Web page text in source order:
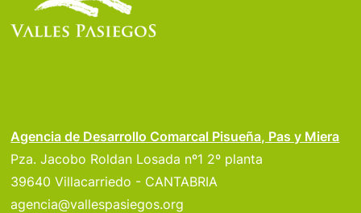
Agencia de Desarrollo Comarcal Pisueña, Pas y Miera
Pza. Jacobo Roldan Losada nº1 2º planta
39640 Villacarriedo - CANTABRIA
agencia@vallespasiegos.org